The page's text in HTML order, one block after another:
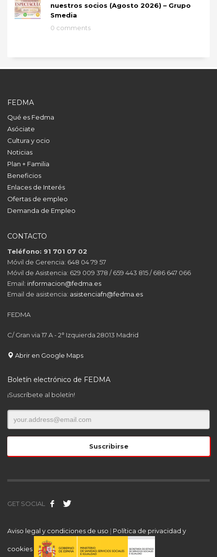
nuestros socios (Agosto 2026) – Grupo
Smedia
0 comments
FEDMA
Qué es Fedma
Asóciate
Cultura y ocio
Noticias
Plan + Familia
Beneficios
Enlaces de Interés
Ofertas de empleo
Demanda de Empleo
CONTACTO
Teléfono: 91 701 07 02
Móvil de Gerencia: 648 04 79 57
Móvil de Asistencia: 629 009 378 / 659 443 815 / 686 647 066
Email: informacion@fedma.es
Email de asistencia: asistenciafn@fedma.es
FEDMA
C/ Gran via 17 A - 2° Izquierda 28013 Madrid
Abrir en Google Maps
Boletín electrónico de FEDMA
¡Suscríbete al boletín!
GET SOCIAL
Aviso legal y condiciones de uso | Política de privacidad y
cookies